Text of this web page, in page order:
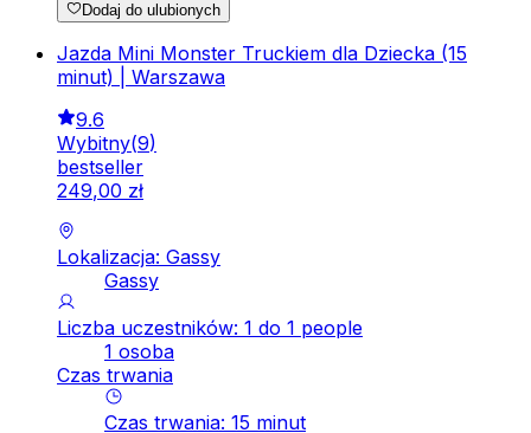
Dodaj do ulubionych
Jazda Mini Monster Truckiem dla Dziecka (15
minut) | Warszawa
9.6
Wybitny(9)
bestseller
249,00 zł
Lokalizacja: Gassy
Gassy
Liczba uczestników: 1 do 1 people
1 osoba
Czas trwania
Czas trwania: 15 minut